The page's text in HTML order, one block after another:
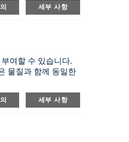
세부 사항
여할 수 있습니다.
물질과 함께 동일한
세부 사항